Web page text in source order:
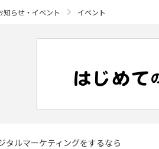
知らせ・イベント イベント
タルマーケティングをするなら